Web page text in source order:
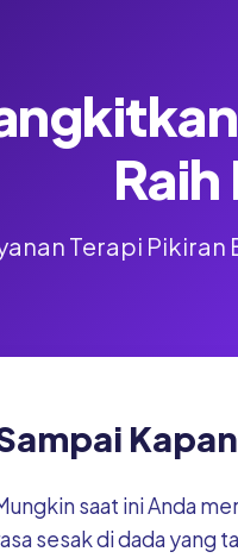
Terapi Pikiran
saat ini Anda
sesak di dada yang